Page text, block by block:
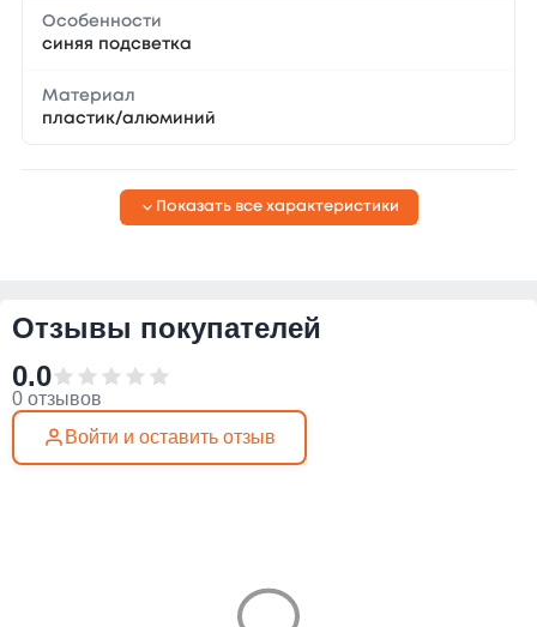
Особенности
синяя подсветка
Материал
пластик/алюминий
Показать все характеристики
Отзывы покупателей
0.0
0 отзывов
Войти и оставить отзыв